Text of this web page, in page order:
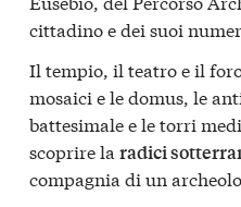
cittadino e dei suoi
Il tempio, il teatro e il
mosaici e le domus, le
battesimale e le torri
scoprire la radici
compagnia di un